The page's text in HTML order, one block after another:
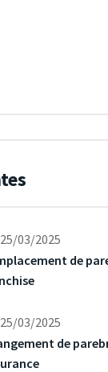
25/03/2025
de
25/03/2025
de